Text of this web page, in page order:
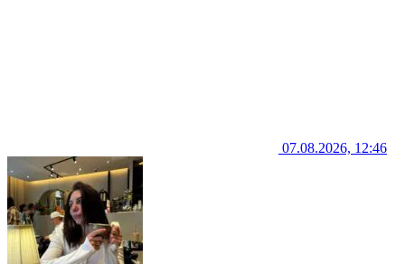
07.08.2026, 12:46